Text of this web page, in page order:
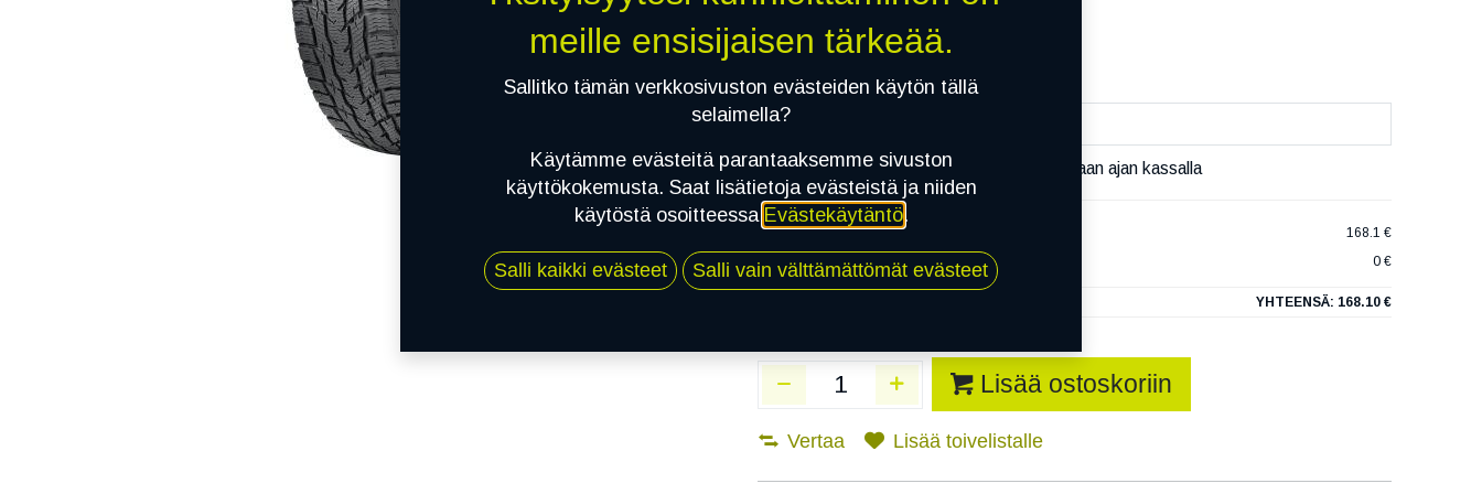
Asennuspalvelu
Mikäli valitset asennuksen, pääset varaamaan ajan kassalla
1X 195/70R15C 104/102R NORDMAN NORTH CR
168.1 €
EI ASENNUSTA
0 €
YHTEENSÄ: 168.10 €
Lisää ostoskoriin
Vertaa Lisää toivelistalle
meille ensisijaisen tärkeää.
Sallitko tämän verkkosivuston evästeiden käytön tällä
selaimella?
Käytämme evästeitä parantaaksemme sivuston
käyttökokemusta. Saat lisätietoja evästeistä ja niiden
käytöstä osoitteessa Evästekäytäntö.
Salli kaikki evästeet Salli vain välttämättömät evästeet